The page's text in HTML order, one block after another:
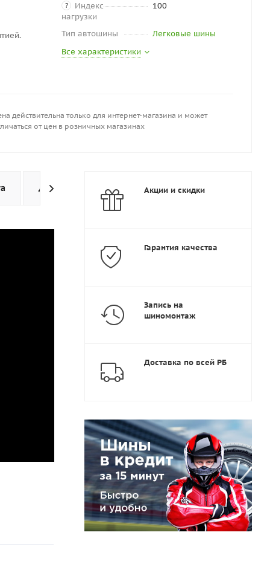
?
Индекс
нагрузки
100
Тип автошины
Легковые шины
Все характеристики
действительна только для интернет-магазина и может
от цен в розничных магазинах
Доставка Дополнительно
Акции и скидки
Гарантия качества
Запись на
шиномонтаж
Доставка по всей РБ